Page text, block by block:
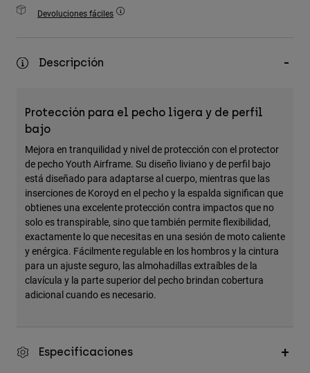
Accesorios
Bolsas y Mochilas
Ver todo
Devoluciones fáciles
Descripción
Protección para el pecho ligera y de perfil
bajo
Mejora en tranquilidad y nivel de protección con el protector
de pecho Youth Airframe. Su diseño liviano y de perfil bajo
está diseñado para adaptarse al cuerpo, mientras que las
inserciones de Koroyd en el pecho y la espalda significan que
obtienes una excelente protección contra impactos que no
solo es transpirable, sino que también permite flexibilidad,
exactamente lo que necesitas en una sesión de moto caliente
y enérgica. Fácilmente regulable en los hombros y la cintura
para un ajuste seguro, las almohadillas extraíbles de la
clavícula y la parte superior del pecho brindan cobertura
adicional cuando es necesario.
Especificaciones